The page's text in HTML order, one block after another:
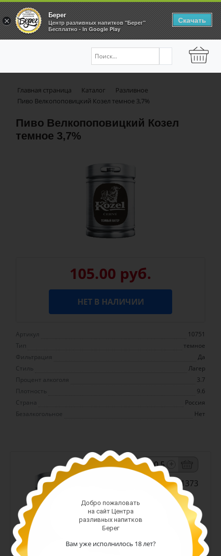
Главная страница Каталог
Разливное
Пиво Велкопоповицкий Козел темное 3,7%
Пиво Велкопоповицкий Козел
темное 3,7%
105.00 руб.
НЕТ В НАЛИЧИИ
Артикул
10751
Тип
темное
Фильтрация
Да
Стиль
Лагер
Процент алкоголя
3.7
Плотность
9.6
Страна
Россия
Безалкогольное
Нет
-
Арт. 11373
светлое н/ф
Алк: 4.5%
Плотность: 12%
219.00 руб.
Добро пожаловать
на сайт Центра
разливных напитков
Берег
Вам уже исполнилось 18 лет?
×
Берег
Центр разливных напитков "Берег"
Бесплатно - In Google Play
Скачать